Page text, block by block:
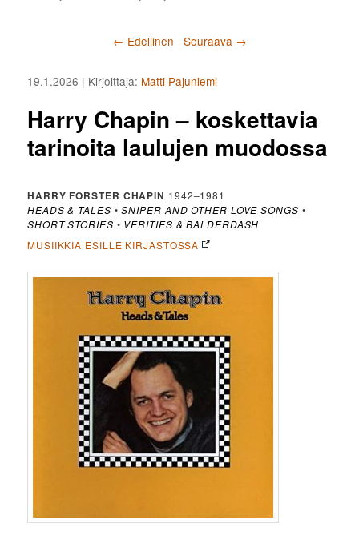
Artikkelien selaus
← Edellinen Seuraava →
Harry Chapin – koskettavia
tarinoita laulujen muodossa
19.1.2026 | Kirjoittaja: Matti Pajuniemi
HARRY FORSTER CHAPIN 1942–1981
HEADS & TALES •SNIPER AND OTHER LOVE SONGS •
SHORT STORIES • VERITIES & BALDERDASH
MUSIIKKIA ESILLE KIRJASTOSSA